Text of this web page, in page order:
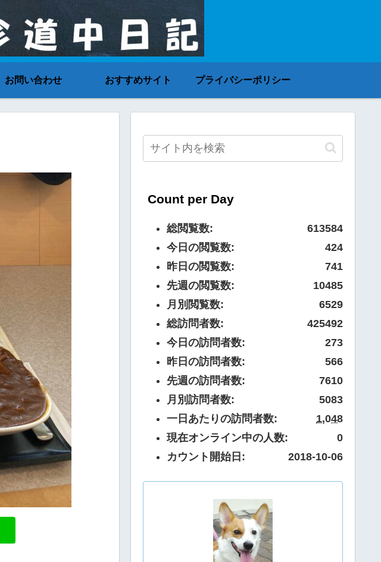
お問い合わせ おすすめサイト プライバシーポリシー
Count per Day
613584
総閲覧数:
424
今日の閲覧数:
741
昨日の閲覧数:
10485
先週の閲覧数:
6529
月別閲覧数:
425492
総訪問者数:
273
今日の訪問者数:
566
昨日の訪問者数:
7610
先週の訪問者数:
5083
月別訪問者数:
1,048
一日あたりの訪問者数:
0
現在オンライン中の人数:
2018-10-06
カウント開始日: